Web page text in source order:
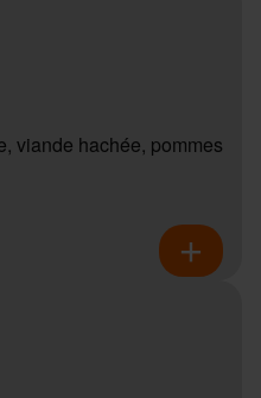
viande hachée, pommes